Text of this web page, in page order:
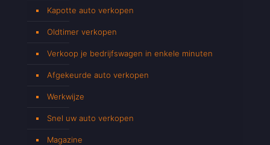
Kapotte auto verkopen
Oldtimer verkopen
Verkoop je bedrijfswagen in enkele minuten
Afgekeurde auto verkopen
Werkwijze
Snel uw auto verkopen
Magazine